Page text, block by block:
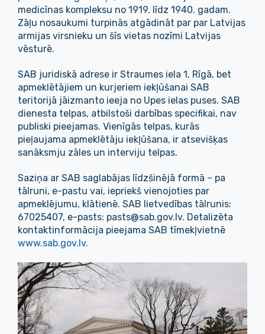
medicīnas kompleksu no 1919. līdz 1940. gadam.
Zāļu nosaukumi turpinās atgādināt par par Latvijas
armijas virsnieku un šīs vietas nozīmi Latvijas
vēsturē.
SAB juridiskā adrese ir Straumes iela 1, Rīgā, bet
apmeklētājiem un kurjeriem iekļūšanai SAB
teritorijā jāizmanto ieeja no Upes ielas puses. SAB
dienesta telpas, atbilstoši darbības specifikai, nav
publiski pieejamas. Vienīgās telpas, kurās
pieļaujama apmeklētāju iekļūšana, ir atsevišķas
sanāksmju zāles un interviju telpas.
Saziņa ar SAB saglabājas līdzšinējā formā – pa
tālruni, e-pastu vai, iepriekš vienojoties par
apmeklējumu, klātienē. SAB lietvedības tālrunis:
67025407, e-pasts: pasts@sab.gov.lv. Detalizēta
kontaktinformācija pieejama SAB tīmekļvietnē
www.sab.gov.lv.